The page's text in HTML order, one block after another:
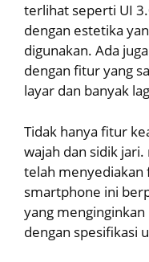
terlihat seperti UI
dengan estetika
digunakan. Ada
dengan fitur yang
layar dan banyak
Tidak hanya fitur
wajah dan sidik
telah menyediakan
smartphone ini
yang
dengan spesifikasi